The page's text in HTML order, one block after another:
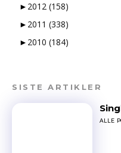
► 2012 (158)
► 2011 (338)
► 2010 (184)
SISTE ARTIKLER
ALLE